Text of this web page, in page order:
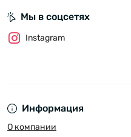
Информация
О компании
Мы в соцсетях
Instagram